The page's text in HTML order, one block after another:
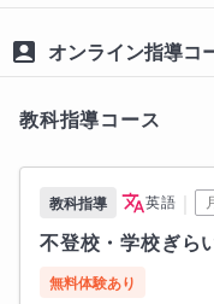
私の授業では、お子
ートにまとめたり、
を行ったりと、勉
すこと」や「現状や
学習指導についても
るペースで丁寧に授
お子さまの意思を確
オンライン指導コ
教科指導コース
教科指導 英語
不登校・学校ぎら
無料体験あり